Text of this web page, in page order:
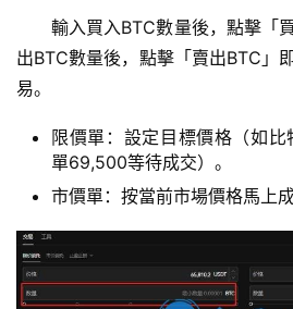
輸入買入BTC數量後，點擊「
出BTC數量後，點擊「賣出BTC」
易。
限價單：設定目標價格（如
單69,500等待成交）。
市價單：按當前市場價格馬上